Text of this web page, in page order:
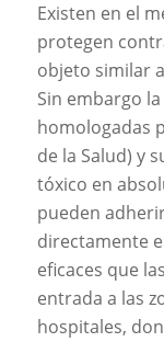
Existen en el
protegen
objeto similar
Sin embargo
homologadas
de la Salud) y
tóxico en
pueden
directamente
eficaces que
entrada a las
hospitales,